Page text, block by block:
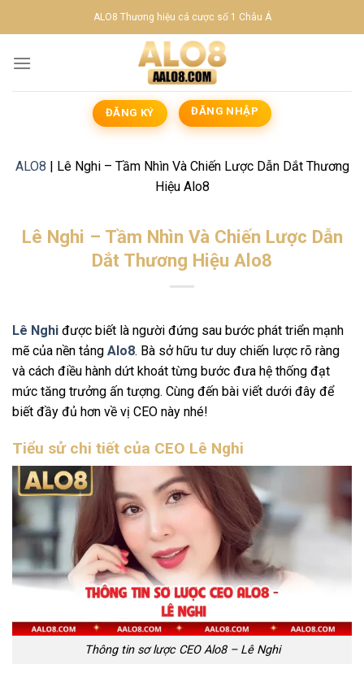
ALO8 Thương hiệu cá cược số 1 Châu Á
ĐĂNG KÝ ĐĂNG NHẬP
ALO8 | Lê Nghi – Tầm Nhìn Và Chiến Lược Dẫn Dắt Thương
Hiệu Alo8
Lê Nghi – Tầm Nhìn Và Chiến Lược Dẫn
Dắt Thương Hiệu Alo8
Lê Nghi được biết là người đứng sau bước phát triển mạnh
mẽ của nền tảng Alo8. Bà sở hữu tư duy chiến lược rõ ràng
và cách điều hành dứt khoát từng bước đưa hệ thống đạt
mức tăng trưởng ấn tượng. Cùng đến bài viết dưới đây để
biết đầy đủ hơn về vị CEO này nhé!
Tiểu sử chi tiết của CEO Lê Nghi
Thông tin sơ lược CEO Alo8 – Lê Nghi